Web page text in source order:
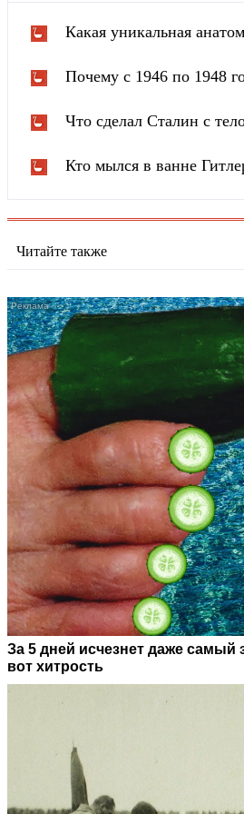
Какая уникальная
Почему с 1946 по 1948
Что сделал Сталин с
Кто мылся в ванне
Читайте также
За 5 дней исчезнет даже самый
вот хитрость